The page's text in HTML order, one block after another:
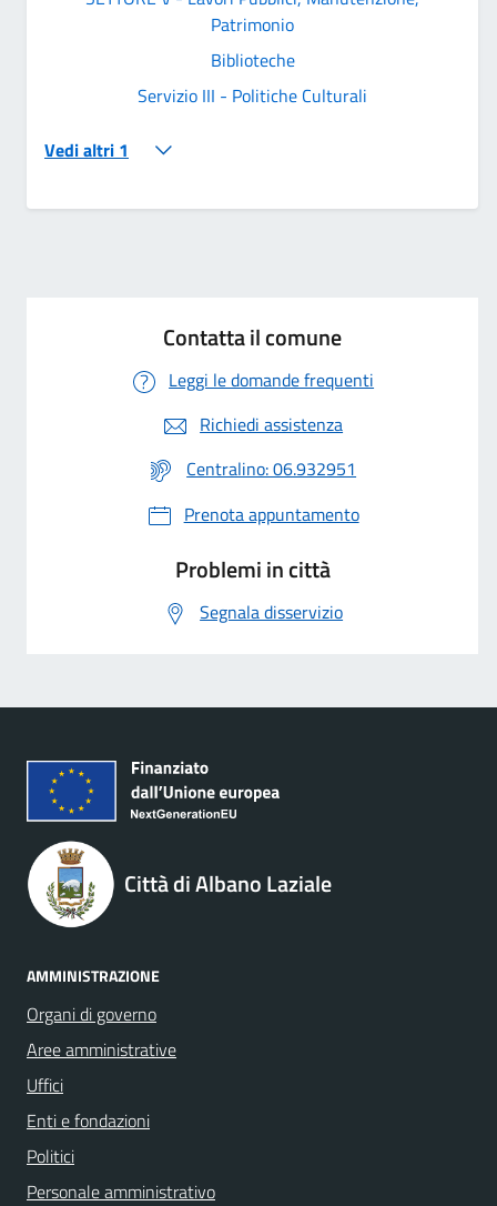
Patrimonio
Biblioteche
Servizio III - Politiche Culturali
Vedi altri 1
Contatta il comune
Leggi le domande frequenti
Richiedi assistenza
Centralino: 06.932951
Prenota appuntamento
Problemi in città
Segnala disservizio
Città di Albano Laziale
AMMINISTRAZIONE
Organi di governo
Aree amministrative
Uffici
Enti e fondazioni
Politici
Personale amministrativo